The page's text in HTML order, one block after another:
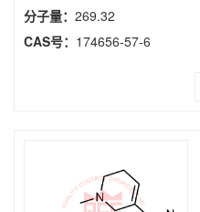
分子量： 269.32
CAS号： 174656-57-6